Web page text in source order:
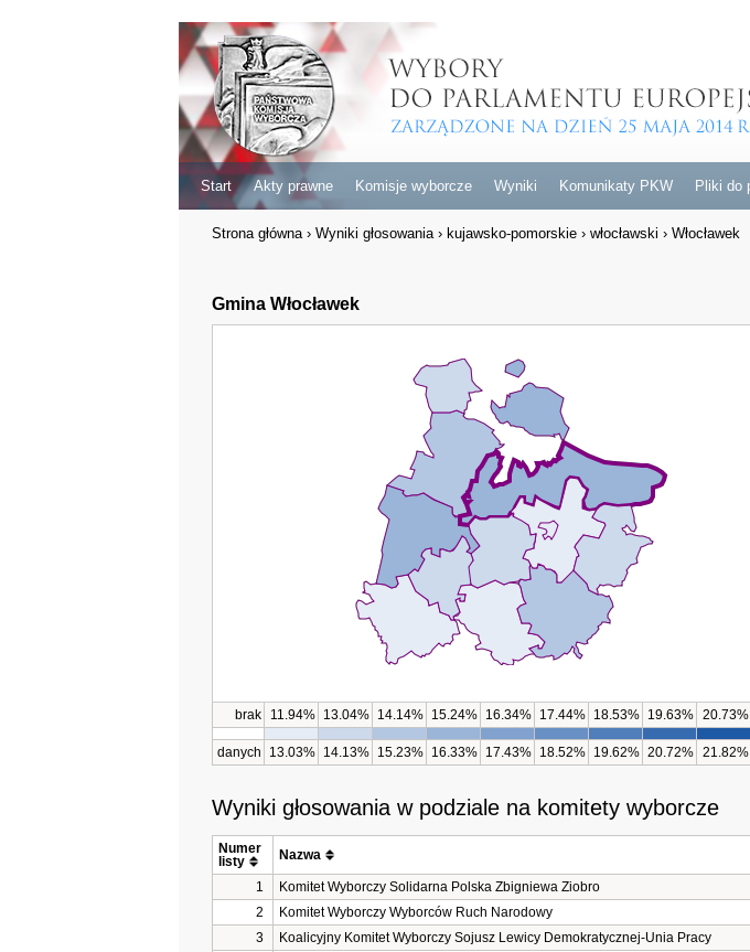
Start Akty prawne Komisje wyborcze Wyniki Komunikaty PKW Pliki do
Strona główna › Wyniki głosowania › kujawsko-pomorskie › włocławski › Włocławek
Gmina Włocławek
brak 11.94% 13.04% 14.14% 15.24% 16.34% 17.44% 18.53% 19.63% 20.73%
danych 13.03% 14.13% 15.23% 16.33% 17.43% 18.52% 19.62% 20.72% 21.82%
Wyniki głosowania w podziale na komitety wyborcze
Numer
listy
Nazwa
1
Komitet Wyborczy Solidarna Polska Zbigniewa Ziobro
2
Komitet Wyborczy Wyborców Ruch Narodowy
3
Koalicyjny Komitet Wyborczy Sojusz Lewicy Demokratycznej-Unia Pracy